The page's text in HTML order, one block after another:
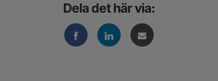
Dela det här via: